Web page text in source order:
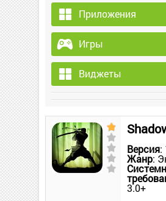
Приложения
Игры
Виджеты
Версия:
Жанр:
3.0+